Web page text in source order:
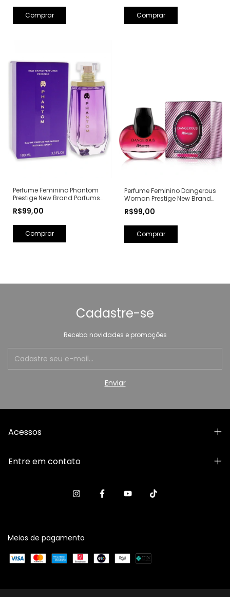
Perfume Feminino Phantom
Prestige New Brand Parfums
Eau de Parfum - 100ml (Ref.
Olfativa: Alien Mugler)
R$99,00
Perfume Feminino Dangerous
Woman Prestige New Brand
100ml (Ref. Olfativa: Poison
R$99,00
Cadastre-se
Receba novidades e promoções
Acessos
Entre em contato
Meios de pagamento